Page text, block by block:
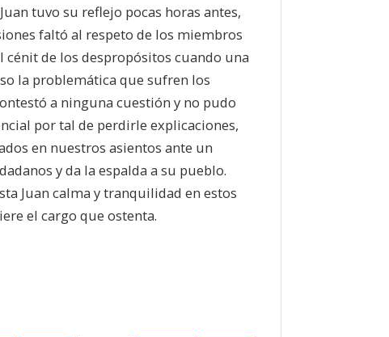
tuvo su reflejo pocas horas antes,
faltó al respeto de los miembros
de los despropósitos cuando una
la problemática que sufren los
a ninguna cuestión y no pudo
por tal de perdirle explicaciones,
en nuestros asientos ante un
y da la espalda a su pueblo.
Juan calma y tranquilidad en estos
el cargo que ostenta.